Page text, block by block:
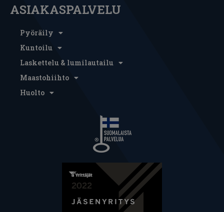
ASIAKASPALVELU
Pyöräily
Kuntoilu
Laskettelu & lumilautailu
Maastohiihto
Huolto